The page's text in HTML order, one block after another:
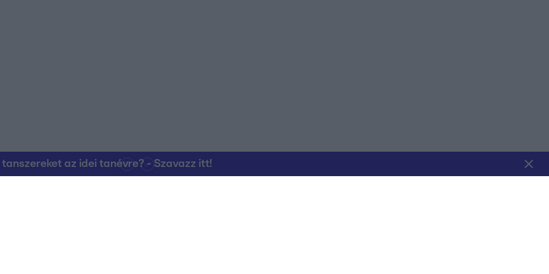
az idei tanévre? - Szavazz itt!